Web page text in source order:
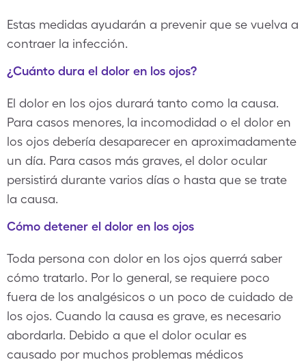
Estas medidas ayudarán a prevenir que se vuelva a
contraer la infección.
¿Cuánto dura el dolor en los ojos?
El dolor en los ojos durará tanto como la causa.
Para casos menores, la incomodidad o el dolor en
los ojos debería desaparecer en aproximadamente
un día. Para casos más graves, el dolor ocular
persistirá durante varios días o hasta que se trate
la causa.
Cómo detener el dolor en los ojos
Toda persona con dolor en los ojos querrá saber
cómo tratarlo. Por lo general, se requiere poco
fuera de los analgésicos o un poco de cuidado de
los ojos. Cuando la causa es grave, es necesario
abordarla. Debido a que el dolor ocular es
causado por muchos problemas médicos